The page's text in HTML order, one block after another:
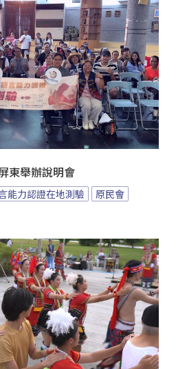
東舉辦說明會
能力認證在地測驗
原民會